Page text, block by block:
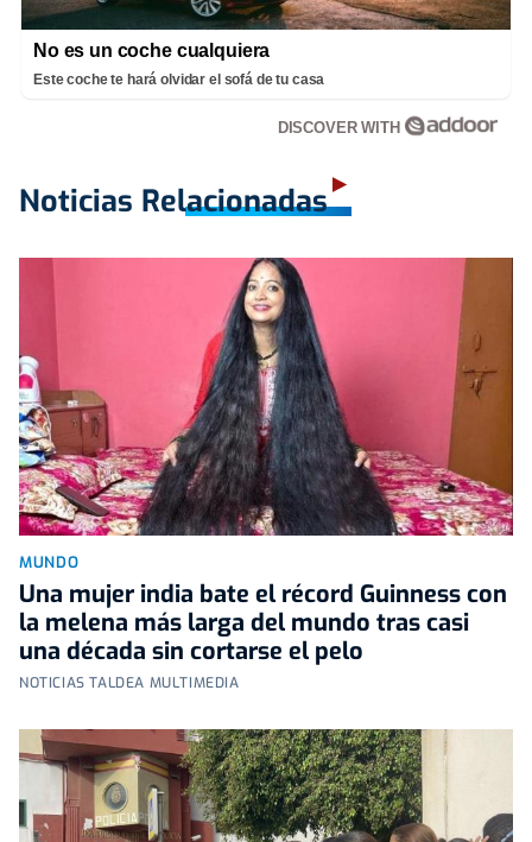
No es un coche cualquiera
Este coche te hará olvidar el sofá de tu casa
DISCOVER WITH
Noticias Relacionadas
MUNDO
Una mujer india bate el récord Guinness con
la melena más larga del mundo tras casi
una década sin cortarse el pelo
NOTICIAS TALDEA MULTIMEDIA